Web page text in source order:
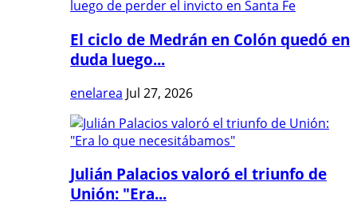
El ciclo de Medrán en Colón quedó en
duda luego...
enelarea Jul 27, 2026
Julián Palacios valoró el triunfo de
Unión: "Era...